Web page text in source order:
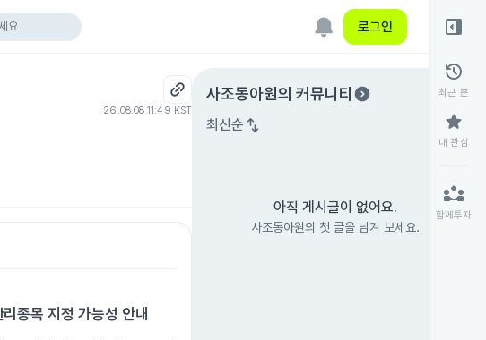
요 로그인
26.08.08 11:49 KST
종목 지정 가능성 안내
사조동아원의 커뮤니티 expand_circle_right
최신순 swap_vert
아직 게시글이 없어요.
사조동아원의 첫 글을 남겨 보세요.
right_panel_open
history
최근 본
star
내 관심
partner_exchange
함께투자